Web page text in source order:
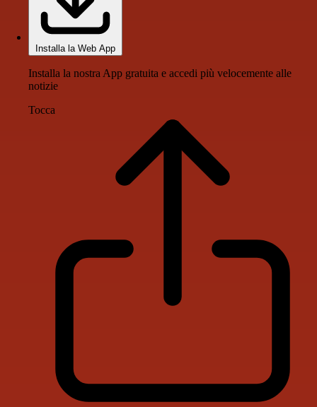
Installa la Web App
Installa la nostra App gratuita e accedi più velocemente alle
notizie
Tocca